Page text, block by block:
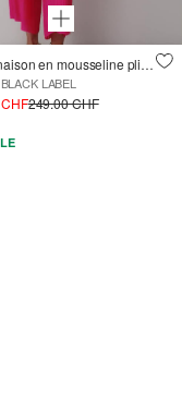
Combinaison en mousseline plissée à ceinture à nouer
LABEL
249.00 CHF